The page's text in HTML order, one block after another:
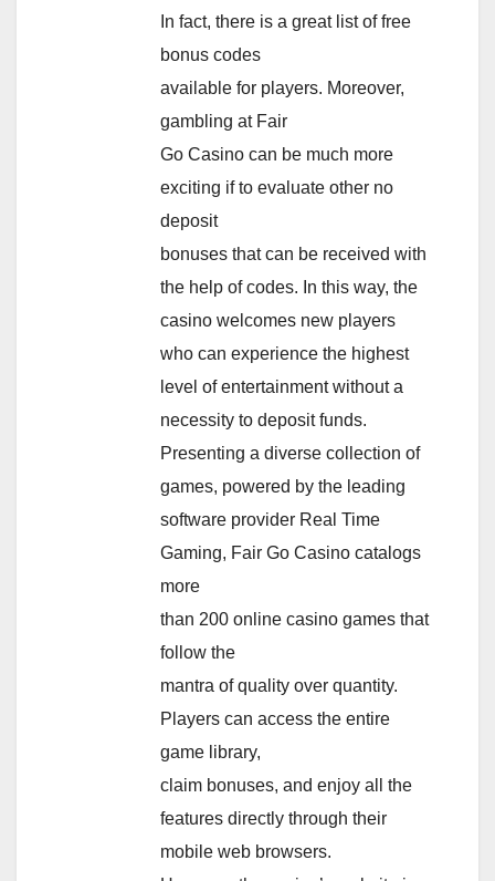
In fact, there is a great list of free
bonus codes
available for players. Moreover,
gambling at Fair
Go Casino can be much more
exciting if to evaluate other no
deposit
bonuses that can be received with
the help of codes. In this way, the
casino welcomes new players
who can experience the highest
level of entertainment without a
necessity to deposit funds.
Presenting a diverse collection of
games, powered by the leading
software provider Real Time
Gaming, Fair Go Casino catalogs
more
than 200 online casino games that
follow the
mantra of quality over quantity.
Players can access the entire
game library,
claim bonuses, and enjoy all the
features directly through their
mobile web browsers.